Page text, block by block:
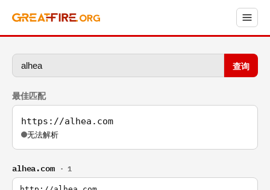
查询
最佳匹配
https://alhea.com
无法解析
alhea.com · 1